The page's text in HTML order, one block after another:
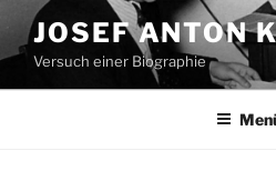
Inhalt
springen
JOSEF ANTON
Versuch einer Biographie